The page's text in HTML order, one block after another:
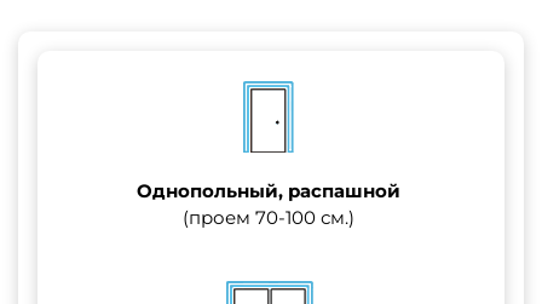
Однопольный, распашной
(проем 70-100 см.)